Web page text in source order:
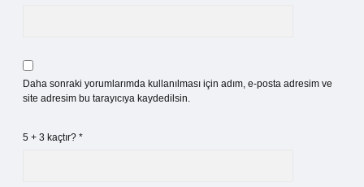
Daha sonraki yorumlarımda kullanılması için adım, e-posta adresim ve
site adresim bu tarayıcıya kaydedilsin.
5 + 3 kaçtır? *